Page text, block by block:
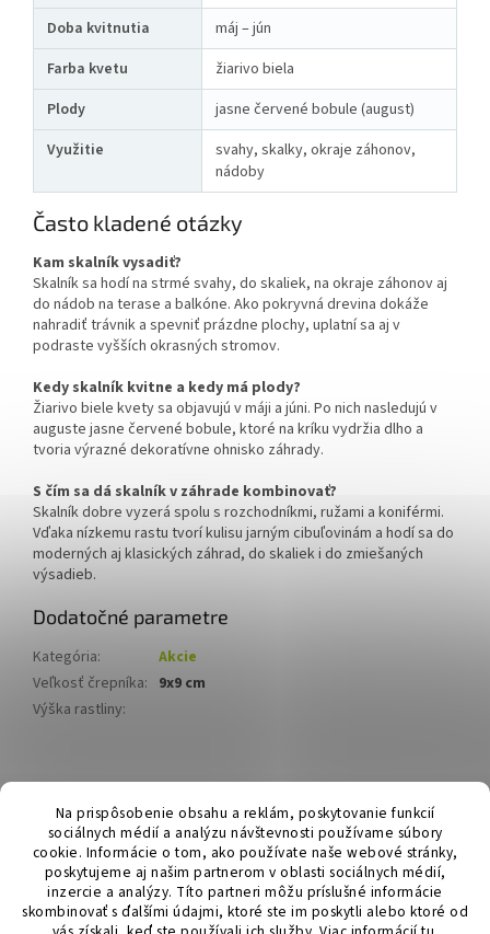
Na prispôsobenie obsahu a reklám, poskytovanie funkcií
sociálnych médií a analýzu návštevnosti používame súbory
cookie. Informácie o tom, ako používate naše webové stránky,
poskytujeme aj našim partnerom v oblasti sociálnych médií,
inzercie a analýzy. Títo partneri môžu príslušné informácie
skombinovať s ďalšími údajmi, ktoré ste im poskytli alebo ktoré od
Doba kvitnutia
máj – jún
Farba kvetu
žiarivo biela
Plody
jasne červené bobule (august)
Využitie
svahy, skalky, okraje záhonov,
nádoby
Často kladené otázky
Kam skalník vysadiť?
Skalník sa hodí na strmé svahy, do skaliek, na okraje záhonov aj
do nádob na terase a balkóne. Ako pokryvná drevina dokáže
nahradiť trávnik a spevniť prázdne plochy, uplatní sa aj v
podraste vyšších okrasných stromov.
Kedy skalník kvitne a kedy má plody?
Žiarivo biele kvety sa objavujú v máji a júni. Po nich nasledujú v
auguste jasne červené bobule, ktoré na kríku vydržia dlho a
tvoria výrazné dekoratívne ohnisko záhrady.
S čím sa dá skalník v záhrade kombinovať?
Skalník dobre vyzerá spolu s rozchodníkmi, ružami a koniférmi.
Vďaka nízkemu rastu tvorí kulisu jarným cibuľovinám a hodí sa do
moderných aj klasických záhrad, do skaliek i do zmiešaných
výsadieb.
Dodatočné parametre
Kategória:
Akcie
Veľkosť črepníka: 9x9 cm
Výška rastliny:
á
Hurmikaki.com